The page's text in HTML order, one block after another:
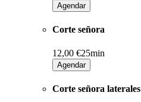
Agendar
Corte señora
12,00 €25min
Agendar
Corte señora laterales